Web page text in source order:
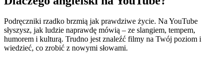
Podręczniki rzadko brzmią jak prawdziwe życie. Na YouTube
słyszysz, jak ludzie naprawdę mówią – ze slangiem, tempem,
humorem i kulturą. Trudno jest znaleźć filmy na Twój poziom i
wiedzieć, co zrobić z nowymi słowami.